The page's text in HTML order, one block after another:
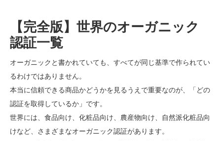
【完全版】世界のオーガニック
認証一覧
オーガニックと書かれていても、すべてが同じ基準で作られてい
るわけではありません。
本当に信頼できる商品かどうかを見るうえで重要なのが、「どの
認証を取得しているか」です。
世界には、食品向け、化粧品向け、農産物向け、自然派化粧品向
けなど、さまざまなオーガニック認証があります。